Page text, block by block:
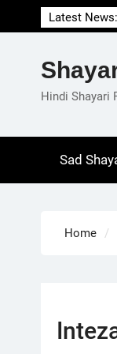
to
Latest News:
Hindi Shayari
Sad
Home